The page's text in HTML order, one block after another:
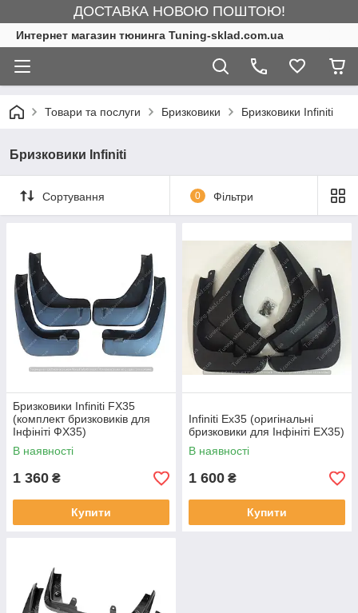
ДОСТАВКА НОВОЮ ПОШТОЮ!
Интернет магазин тюнинга Tuning-sklad.com.ua
Товари та послуги Бризковики Бризковики Infiniti
Бризковики Infiniti
Сортування 0 Фільтри
Бризковики Infiniti FX35
(комплект бризковиків для
Інфініті ФХ35)
В наявності
1 360 ₴
Купити
Infiniti Ex35 (оригінальні
бризковики для Інфініті ЕХ35)
В наявності
1 600 ₴
Купити